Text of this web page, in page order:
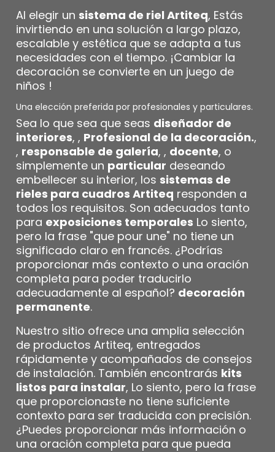
Al elegir un sistema de riel Artiteq, Estás
invirtiendo en una solución a largo plazo,
escalable y estética que se adapta a tus
necesidades con el tiempo. ¡Cambiar la
decoración se convierte en un juego de
niños !
Una elección preferida por profesionales y particulares.
Sea lo que sea que seas diseñador de
interiores, , Profesional de la decoración.,
, responsable de galería, , docente, o
simplemente un particular deseando
embellecer su interior, los sistemas de
rieles para cuadros Artiteq responden a
todos los requisitos. Son adecuados tanto
para exposiciones temporales Lo siento,
pero la frase "que pour une" no tiene un
significado claro en francés. ¿Podrías
proporcionar más contexto o una oración
completa para poder traducirlo
adecuadamente al español? decoración
permanente.
Nuestro sitio ofrece una amplia selección
de productos Artiteq, entregados
rápidamente y acompañados de consejos
de instalación. También encontrarás kits
listos para instalar, Lo siento, pero la frase
que proporcionaste no tiene suficiente
contexto para ser traducida con precisión.
¿Puedes proporcionar más información o
una oración completa para que pueda